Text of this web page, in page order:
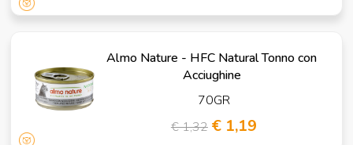
Almo Nature - HFC Natural Tonno con
Acciughine
70GR
€ 1,32 € 1,19